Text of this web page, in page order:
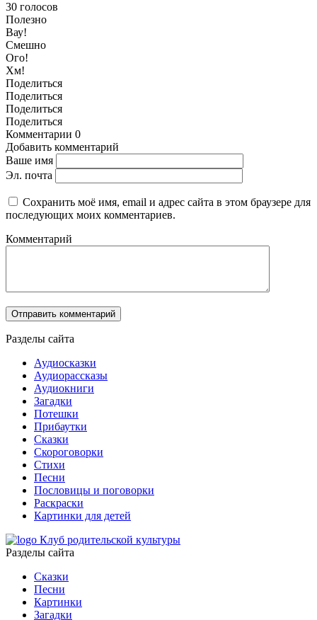
30 голосов
Полезно
Вау!
Смешно
Ого!
Хм!
Поделиться
Поделиться
Поделиться
Поделиться
Комментарии 0
Добавить комментарий
Ваше имя
Эл. почта
Сохранить моё имя, email и адрес сайта в этом браузере для
последующих моих комментариев.
Комментарий
Разделы сайта
Аудиосказки
Аудиорассказы
Аудиокниги
Загадки
Потешки
Прибаутки
Сказки
Скороговорки
Стихи
Песни
Пословицы и поговорки
Раскраски
Картинки для детей
Клуб родительской культуры
Разделы сайта
Сказки
Песни
Картинки
Загадки